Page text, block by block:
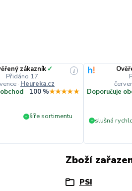
zákazník ✓
Přidáno 17.
· Heureka.cz
i
100 %★★★★★
+ šíře sortimentu
Doporučuje
+ slušná
Zboží
PSI